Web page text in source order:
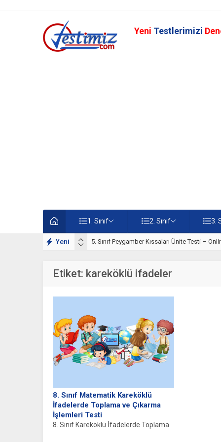
Yeni Testlerimizi
1. Sınıf 2. Sınıf 3.
Yeni 5. Sınıf Peygamber Kıssaları Ünite Testi –
Etiket: kareköklü ifadeler
8. Sınıf Matematik Kareköklü
İfadelerde Toplama ve Çıkarma
İşlemleri Testi
8. Sınıf Kareköklü İfadelerde Toplama